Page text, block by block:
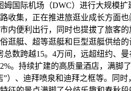
国际机场（DWC）进行大规模
集，正在推进旅逛业成长方面
便利出行，同时也提拔了旅客
逛艇、超等逛艇和巨型逛艇供给
数跨越15。4万间，远超纽约
。持续扩建的高质量酒店，满
）、迪拜喷泉和迪拜之框等。同